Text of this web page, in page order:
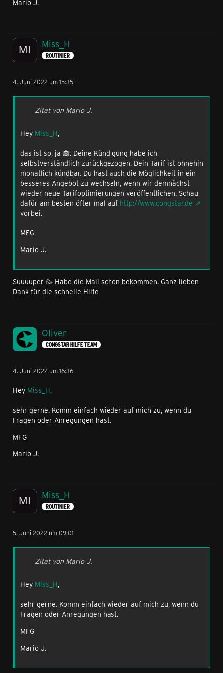
Mario J.
Miss_H
ROUTINIER
4. Juni 2022 um 15:35
Zitat von Mario J.
Hey Miss_H,
das ist so, ja 🙈. Deine Kündigung habe ich
selbstverständlich zurückgezogen. Dein Tarif ist ohnehin
monatlich kündbar. Du hast auch die Möglichkeit in ein
besseres Angebot zu wechseln, wenn wir demnächst
wieder neue Tarifoptimierungen veröffentlichen. Schau
dafür am besten öfter mal auf http://www.congstar.de
vorbei.
MFG
Mario J.
Suuuuper 🥳 Habe die Mail schon bekommen. Ganz lieben
Dank für die schnelle Hilfe
Oliver
CONGSTAR HILFE TEAM
4. Juni 2022 um 16:36
Hey Miss_H,
sehr gerne. Komm einfach wieder auf mich zu, wenn du
Fragen oder Anregungen hast.
MFG
Mario J.
Miss_H
ROUTINIER
5. Juni 2022 um 09:01
Zitat von Mario J.
Hey Miss_H,
sehr gerne. Komm einfach wieder auf mich zu, wenn du
Fragen oder Anregungen hast.
MFG
Mario J.